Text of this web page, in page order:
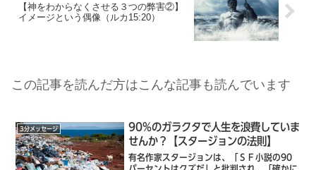
【神をわからなくさせる３つの弊害②】
イメージという偶像（ルカ15:20）
この記事を読んだ方はこんな記事も読んでいます
3分メッセージ
90%のガラクタで人生を浪費していま
せんか？【スタージョンの法則】
有名作家スタージョンは、「ＳＦ小説の90